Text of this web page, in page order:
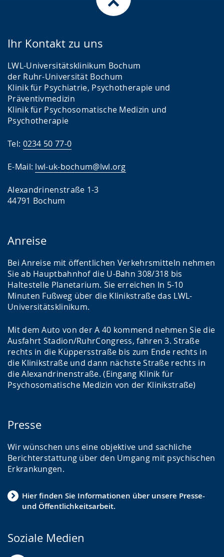
Ihr Kontakt zu uns
LWL-Universitätsklinikum Bochum
der Ruhr-Universität Bochum
Klinik für Psychiatrie, Psychotherapie und
Präventivmedizin
Klinik für Psychosomatische Medizin und
Psychotherapie
Tel: 0234 50 77-0
E-Mail: lwl-uk-bochum@lwl.org
Alexandrinenstraße 1-3
44791 Bochum
Anreise
Bei Anreise mit öffentlichen Verkehrsmitteln nehmen
Sie ab Hauptbahnhof die U-Bahn 308/318 bis
Haltestelle Planetarium. Sie erreichen In 5-10
Minuten Fußweg über die Klinikstraße das LWL-
Universitätsklinikum.
Mit dem Auto von der A 40 kommend nehmen Sie die
Ausfahrt Stadion/RuhrCongress, fahren 3. Straße
rechts in die Küppersstraße bis zum Ende rechts in
die Klinikstraße und dann nächste Straße rechts in
die Alexandrinenstraße. (Eingang Klinik für
Psychosomatische Medizin von der Klinikstraße)
Presse
Wir wünschen uns eine objektive und sachliche
Berichterstattung über den Umgang mit psychischen
Erkrankungen.
Hier finden Sie Informationen über unsere Presse-
und Öffentlichkeitsarbeit.
Soziale Medien